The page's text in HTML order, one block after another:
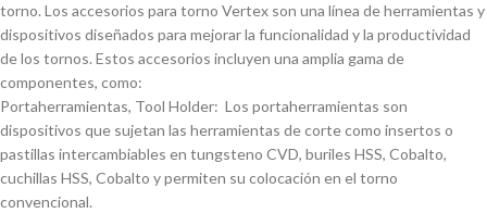
torno. Los accesorios para torno Vertex son una lí­nea de herramientas y
dispositivos diseñados para mejorar la funcionalidad y la productividad
de los tornos. Estos accesorios incluyen una amplia gama de
componentes, como:
Portaherramientas, Tool Holder: Los portaherramientas son
dispositivos que sujetan las herramientas de corte como insertos o
pastillas intercambiables en tungsteno CVD, buriles HSS, Cobalto,
cuchillas HSS, Cobalto y permiten su colocación en el torno
convencional.